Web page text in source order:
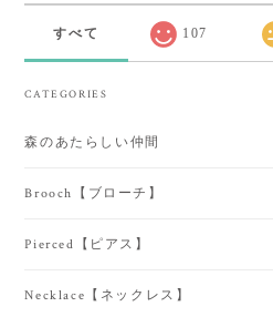
すべて 107
CATEGORIES
森のあたらしい仲間
Brooch【ブローチ】
Pierced【ピアス】
Necklace【ネックレス】